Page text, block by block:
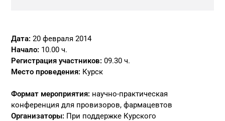
Дата: 20 февраля 2014
Начало: 10.00 ч.
Регистрация участников: 09.30 ч.
Место проведения: Курск
Формат мероприятия: научно-практическая
конференция для провизоров, фармацевтов
Организаторы: При поддержке Курского